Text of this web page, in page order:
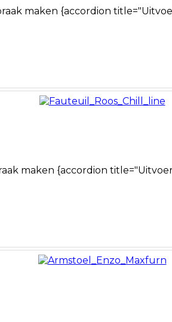
maken {accordion
maken {accordion